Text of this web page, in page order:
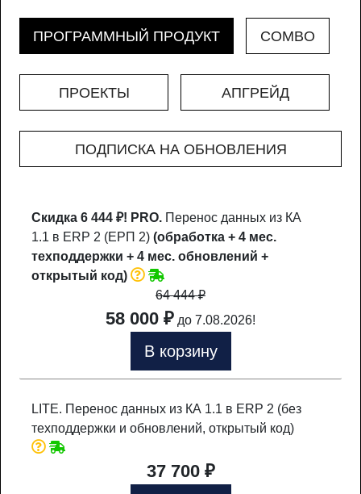
ПРОГРАММНЫЙ ПРОДУКТ COMBO
ПРОЕКТЫ АПГРЕЙД
ПОДПИСКА НА ОБНОВЛЕНИЯ
Скидка 6 444 ₽! PRO. Перенос данных из КА
1.1 в ERP 2 (ЕРП 2) (обработка + 4 мес.
техподдержки + 4 мес. обновлений +
открытый код)
64 444₽
58 000 ₽ до 7.08.2026!
В корзину
LITE. Перенос данных из КА 1.1 в ERP 2 (без
техподдержки и обновлений, открытый код)
37 700 ₽